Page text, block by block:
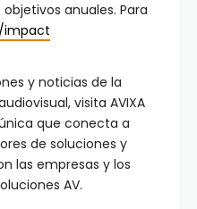
anuales. Para
impact
y noticias de la
visita AVIXA
que conecta a
de soluciones y
las empresas y los
AV.